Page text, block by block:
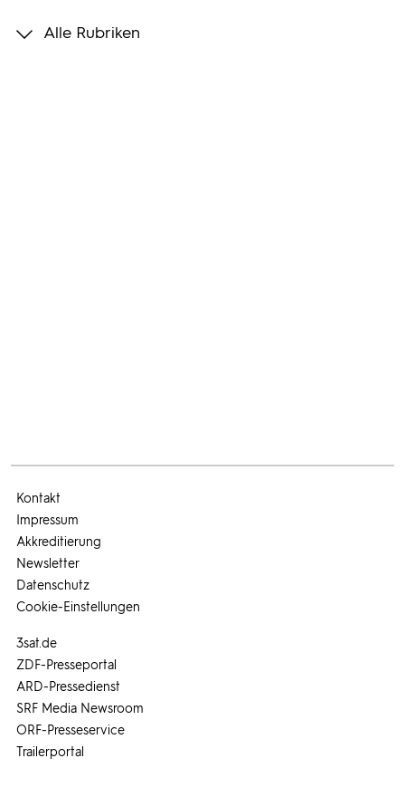
Alle Rubriken
3sat.de
ZDF-Presseportal
ARD-Pressedienst
SRF Media Newsroom
ORF-Presseservice
Trailerportal
Kontakt
Impressum
Akkreditierung
Newsletter
Datenschutz
Cookie-Einstellungen